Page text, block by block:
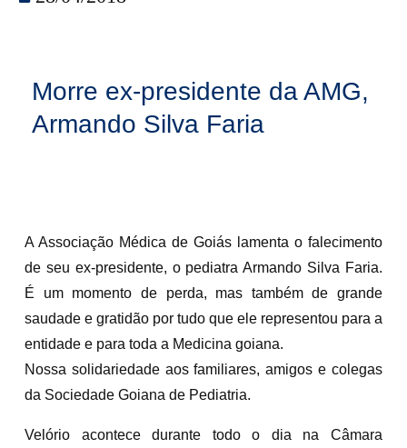
Morre ex-presidente da AMG,
Armando Silva Faria
A Associação Médica de Goiás lamenta o falecimento
de seu ex-presidente, o pediatra Armando Silva Faria.
É um momento de perda, mas também de grande
saudade e gratidão por tudo que ele representou para a
entidade e para toda a Medicina goiana.
Nossa solidariedade aos familiares, amigos e colegas
da Sociedade Goiana de Pediatria.
Velório acontece durante todo o dia na Câmara